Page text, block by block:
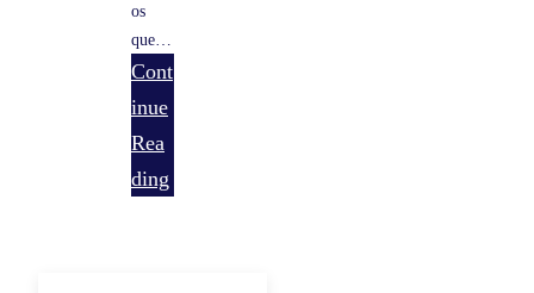
os
que…
Cont
inue
Rea
ding
:
¿